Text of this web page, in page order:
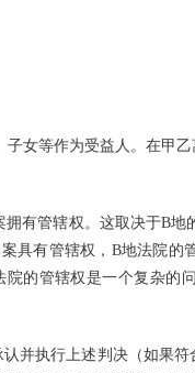
女等作为受益人。在甲
有管辖权。这取决于B地
具有管辖权，B地法院的
的管辖权是一个复杂的
并执行上述判决（如果